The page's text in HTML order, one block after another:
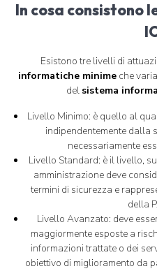
In cosa consistono
Esistono tre livelli di
informatiche minimeche
del sistema
Livello Minimo: è quello al
indipendentemente dalla
necessariamente
Livello Standard: è il livello,
amministrazione deve
termini di sicurezza e
della
Livello Avanzato: deve
maggiormente esposte a
informazioni trattate o dei
obiettivo di miglioramento da